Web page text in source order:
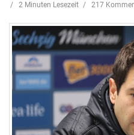
2 Minuten Lesezeit
217